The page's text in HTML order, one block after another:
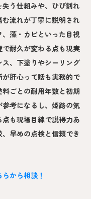
う仕組みや、ひび割れ
流れが丁寧に説明され
藻・カビといった目視
耐久が変わる点も現実
、下塗りやシーリング
肝心って話も実務的で
ごとの耐用年数と初期
考になるし、姫路の気
も現場目線で説得力あ
早めの点検と信頼でき
から相談！